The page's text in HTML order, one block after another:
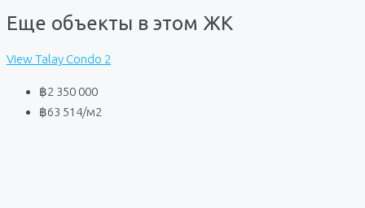
Еще объекты в этом ЖК
View Talay Condo 2
฿2 350 000
฿63 514/м2